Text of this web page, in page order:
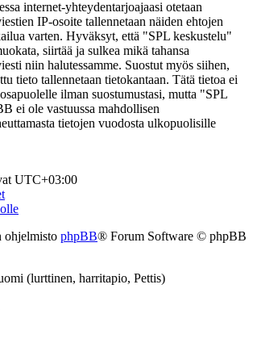
internet-yhteydentarjoajaasi otetaan
IP-osoite tallennetaan näiden ehtojen
varten. Hyväksyt, että "SPL keskustelu"
siirtää ja sulkea mikä tahansa
niin halutessamme. Suostut myös siihen,
tieto tallennetaan tietokantaan. Tätä tietoa ei
ilman suostumustasi, mutta "SPL
ei ole vastuussa mahdollisen
tietojen vuodosta ulkopuolisille
UTC+03:00
ohjelmisto phpBB® Forum Software © phpBB
(lurttinen, harritapio, Pettis)